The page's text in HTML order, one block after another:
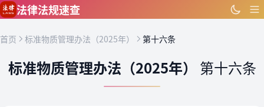
跳到主要内容
法律法规速查
首页 标准物质管理办法（2025年） 第十六条
标准物质管理办法（2025年） 第十六条